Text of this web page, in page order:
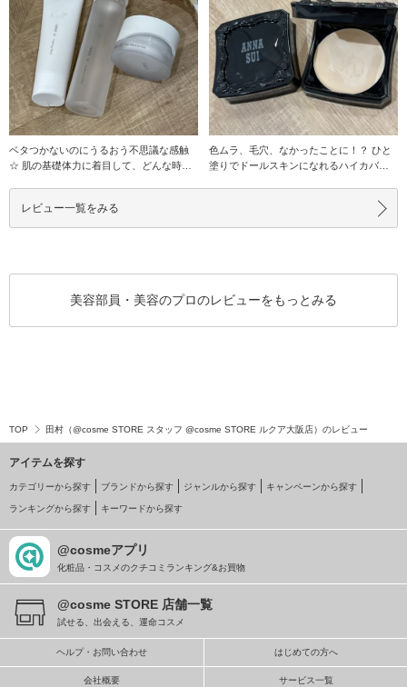
ベタつかないのにうるおう不思議な感触
☆ 肌の基礎体力に着目して、どんな時で
色ムラ、毛穴、なかったことに！？ ひと
塗りでドールスキンになれるハイカバー
レビュー一覧をみる
美容部員・美容のプロのレビューをもっとみる
TOP 田村（@cosme STORE スタッフ @cosme STORE ルクア大阪店）のレビュー
アイテムを探す
カテゴリーから探す ブランドから探す ジャンルから探す キャンペーンから探す
ランキングから探す キーワードから探す
@cosmeアプリ
化粧品・コスメのクチコミランキング&お買物
@cosme STORE 店舗一覧
試せる、出会える、運命コスメ
ヘルプ・お問い合わせ はじめての方へ
会社概要 サービス一覧